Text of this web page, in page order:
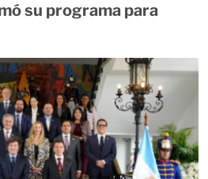
su programa para